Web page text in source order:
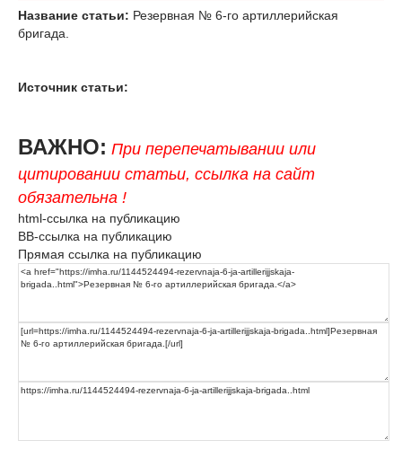
Название статьи: Резервная № 6-го артиллерийская
бригада.
Источник статьи:
ВАЖНО: При перепечатывании или
цитировании статьи, ссылка на сайт
обязательна !
html-ссылка на публикацию
BB-ссылка на публикацию
Прямая ссылка на публикацию